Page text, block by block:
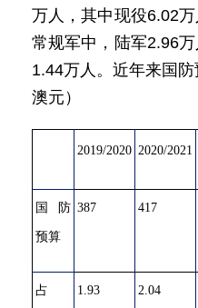
万人，其中现役6.02万
常规军中，陆军2.96
1.44万人。近年来国
澳元）
2019/2020 2020/2021
国防
预算
387 417
占 1.93 2.04